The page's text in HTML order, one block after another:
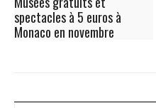
spectacles à 5 euros à
Monaco en novembre